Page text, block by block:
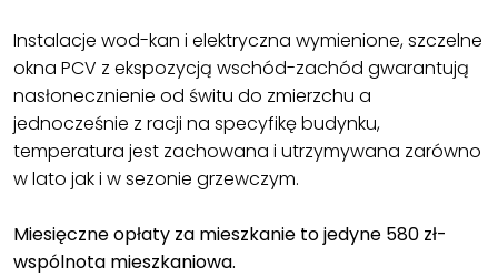
Instalacje wod-kan i elektryczna wymienione, szczelne
okna PCV z ekspozycją wschód-zachód gwarantują
nasłonecznienie od świtu do zmierzchu a
jednocześnie z racji na specyfikę budynku,
temperatura jest zachowana i utrzymywana zarówno
w lato jak i w sezonie grzewczym.
Miesięczne opłaty za mieszkanie to jedyne 580 zł-
wspólnota mieszkaniowa.